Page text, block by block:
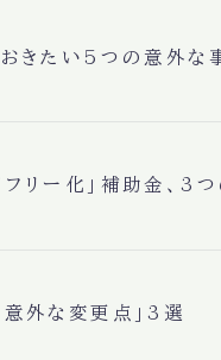
きたい5つの意外な
リー化」補助金、3つ
外な変更点」3選